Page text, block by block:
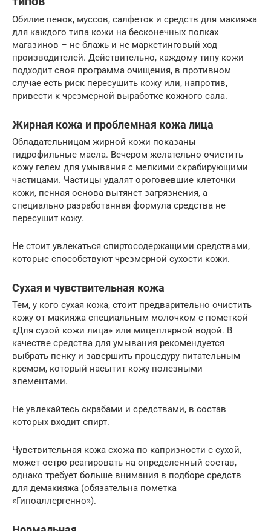
Обилие пенок, муссов, салфеток и средств для макияжа
для каждого типа кожи на бесконечных полках
магазинов – не блажь и не маркетинговый ход
производителей. Действительно, каждому типу кожи
подходит своя программа очищения, в противном
случае есть риск пересушить кожу или, напротив,
привести к чрезмерной выработке кожного сала.
Жирная кожа и проблемная кожа лица
Обладательницам жирной кожи показаны
гидрофильные масла. Вечером желательно очистить
кожу гелем для умывания с мелкими скрабирующими
частицами. Частицы удалят ороговевшие клеточки
кожи, пенная основа вытянет загрязнения, а
специально разработанная формула средства не
пересушит кожу.
Не стоит увлекаться спиртосодержащими средствами,
которые способствуют чрезмерной сухости кожи.
Сухая и чувствительная кожа
Тем, у кого сухая кожа, стоит предварительно очистить
кожу от макияжа специальным молочком с пометкой
«Для сухой кожи лица» или мицеллярной водой. В
качестве средства для умывания рекомендуется
выбрать пенку и завершить процедуру питательным
кремом, который насытит кожу полезными
элементами.
Не увлекайтесь скрабами и средствами, в состав
которых входит спирт.
Чувствительная кожа схожа по капризности с сухой,
может остро реагировать на определенный состав,
однако требует больше внимания в подборе средств
для демакияжа (обязательна пометка
«Гипоаллергенно»).